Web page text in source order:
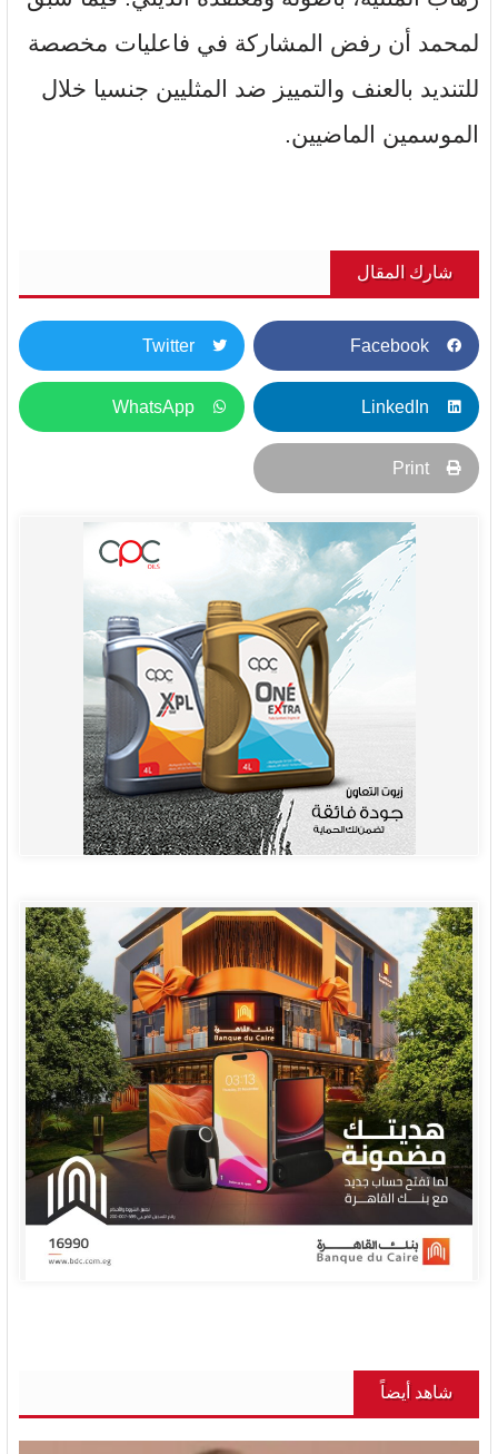
لمحمد أن رفض المشاركة في فاعليات مخصصة
للتنديد بالعنف والتمييز ضد المثليين جنسيا خلال
الموسمين الماضيين.
شارك المقال
Facebook
Twitter
LinkedIn
WhatsApp
Print
شاهد أيضاً